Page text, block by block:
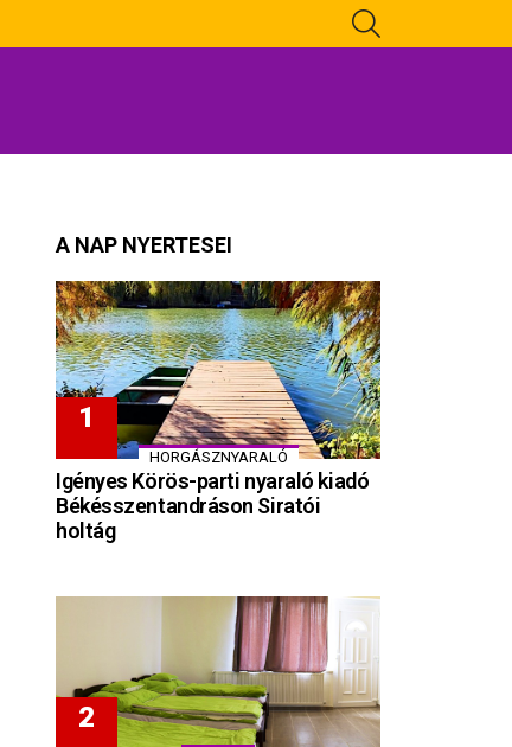
A NAP NYERTESEI
HORGÁSZNYARALÓ
Igényes Körös-parti nyaraló kiadó
Békésszentandráson Siratói
holtág